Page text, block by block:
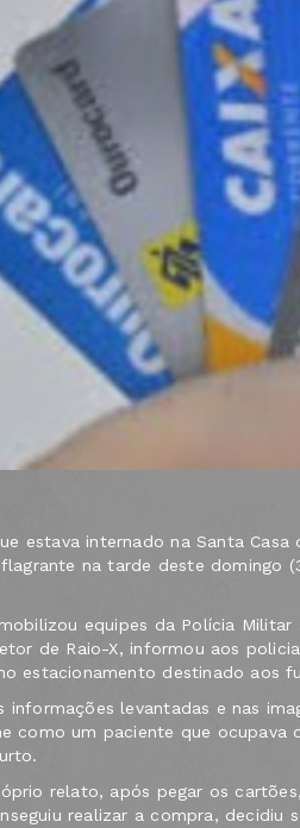
estava internado na Santa
na tarde deste domingo
equipes da Polícia
de Raio-X, informou aos
estacionamento destinado aos
informações levantadas e nas
como um paciente que
relato, após pegar os
realizar a compra,